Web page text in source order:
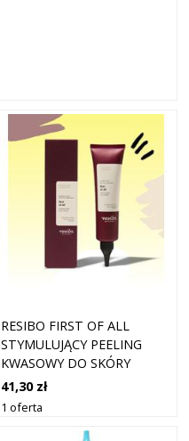
RESIBO FIRST OF ALL
STYMULUJĄCY PEELING
KWASOWY DO SKÓRY
GŁOWY 100ML
41,30 zł
1 oferta